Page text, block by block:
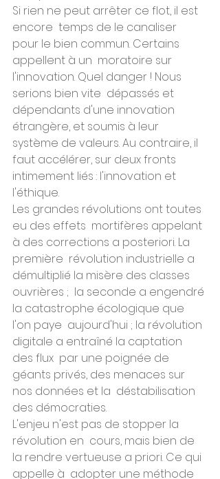
Si rien ne peut arrêter ce flot, il est
encore  temps de le canaliser
pour le bien commun. Certains
appellent à un  moratoire sur
l'innovation. Quel danger ! Nous
serions bien vite  dépassés et
dépendants d'une innovation
étrangère, et soumis à leur
système de valeurs. Au contraire, il
faut accélérer, sur deux fronts
intimement liés : l'innovation et
l'éthique.
Les grandes révolutions ont toutes
eu des effets  mortifères appelant
à des corrections a posteriori. La
première  révolution industrielle a
démultiplié la misère des classes
ouvrières ;  la seconde a engendré
la catastrophe écologique que
l'on paye  aujourd'hui ; la révolution
digitale a entraîné la captation
des flux  par une poignée de
géants privés, des menaces sur
nos données et la  déstabilisation
des démocraties.
L'enjeu n'est pas de stopper la
révolution en  cours, mais bien de
la rendre vertueuse a priori. Ce qui
appelle à  adopter une méthode